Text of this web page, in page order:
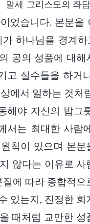
세 그리스도의 좌
었습니다. 본분
하나님을 경계
공의 성품에 대
고 실수들을 하거
에서 일하는 것처
해야 자신의 밥그
서는 최대한 사람
칙이 있으며 본
않다는 이유로
에 따라 종합적
있는지, 진정한
때처럼 교만한